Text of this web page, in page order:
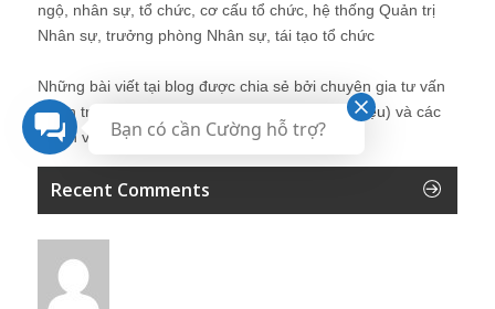
ngộ, nhân sự, tổ chức, cơ cấu tổ chức, hệ thống Quản trị
Nhân sự, trưởng phòng Nhân sự, tái tạo tổ chức
Những bài viết tại blog được chia sẻ bởi chuyên gia tư vấn
Quản trị Nhân sự Nguyễn Hùng Cường (
giới thiệu) và các
thành viên khác trong cộng đồng Nhân sự.
Recent Comments
Bạn có cần Cường hỗ trợ?